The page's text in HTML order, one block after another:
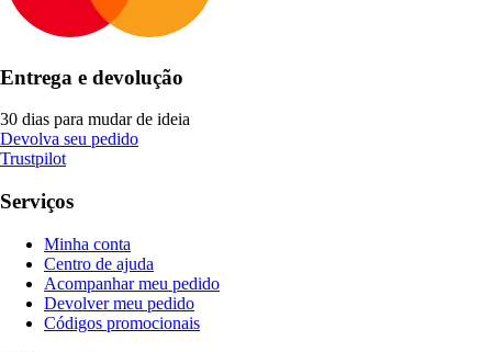
Entrega e devolução
30 dias para mudar de ideia
Devolva seu pedido
Trustpilot
Serviços
Minha conta
Centro de ajuda
Acompanhar meu pedido
Devolver meu pedido
Códigos promocionais